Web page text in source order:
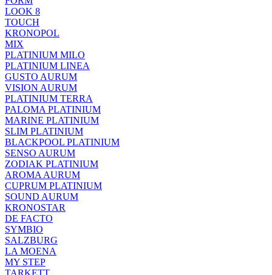
LOOK 8
TOUCH
KRONOPOL
MIX
PLATINIUM MILO
PLATINIUM LINEA
GUSTO AURUM
VISION AURUM
PLATINIUM TERRA
PALOMA PLATINIUM
MARINE PLATINIUM
SLIM PLATINIUM
BLACKPOOL PLATINIUM
SENSO AURUM
ZODIAK PLATINIUM
AROMA AURUM
CUPRUM PLATINIUM
SOUND AURUM
KRONOSTAR
DE FACTO
SYMBIO
SALZBURG
LA MOENA
MY STEP
TARKETT